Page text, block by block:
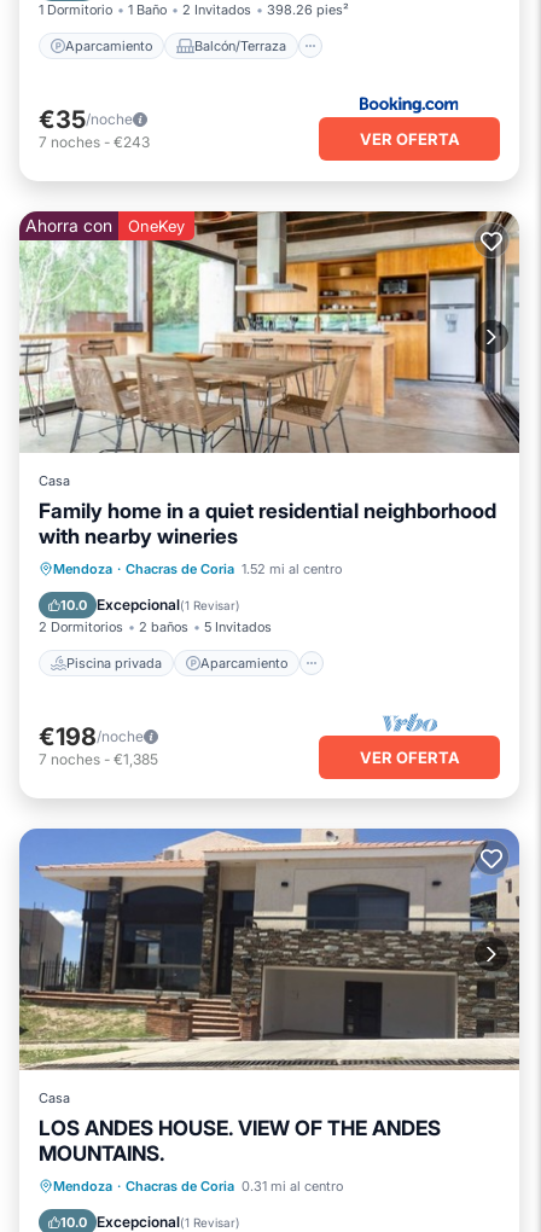
1 Dormitorio 1 Baño 2 Invitados 398.26 pies²
Aparcamiento Balcón/Terraza
€35/noche
7 noches - €243 VER OFERTA
Ahorra con OneKey
Casa
Family home in a quiet residential neighborhood
with nearby wineries
Mendoza · Chacras de Coria 1.52 mi al centro
10.0 Excepcional(1 Revisar)
2 Dormitorios 2 baños 5 Invitados
Piscina privada Aparcamiento
Piscina privada
Aparcamiento
Piscina
Vista al mar
€198/noche
7 noches - €1,385 VER OFERTA
Casa
LOS ANDES HOUSE. VIEW OF THE ANDES
MOUNTAINS.
Mendoza · Chacras de Coria 0.31 mi al centro
10.0 Excepcional(1 Revisar)
Piscina privada
Bañera de hidromasaje
Aparcamiento